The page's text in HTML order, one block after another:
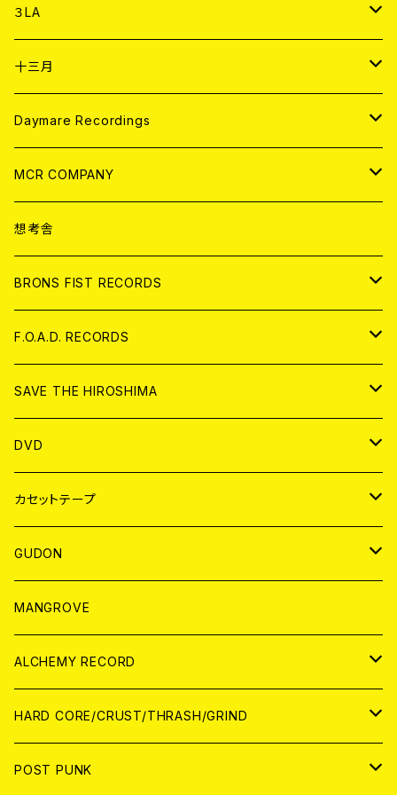
DIGITAL CONTENTS
アナログ
CD
ANALOG
アパレル
３LA
CD
ANALOG
十三月
CD
ANALOG
Daymare Recordings
CD
ANALOG
MCR COMPANY
CD
アパレル
ANALOG
想考舎
BRONS FIST RECORDS
CD
ANALOG
F.O.A.D. RECORDS
CD
ANALOG
SAVE THE HIROSHIMA
アパレル
BADGE
DVD
JAPAN
WORLD
カセットテープ
JAPAN
WORLD
GUDON
アパレル
PATCH
アナログ
DIGITAL CONTENTS
MANGROVE
ALCHEMY RECORD
CD
ANALOG
HARD CORE/CRUST/THRASH/GRIND
JAPAN
POST PUNK